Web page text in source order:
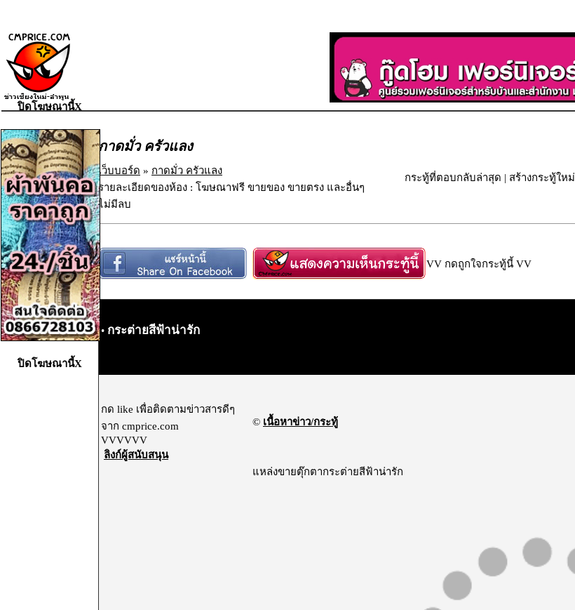
กาดมั่ว ครัวแลง
เว็บบอร์ด » กาดมั่ว ครัวแลง
รายละเอียดของห้อง : โฆษณาฟรี ขายของ ขายตรง และอื่นๆ
ไม่มีลบ
กระทู้ที่ตอบกลับล่าสุด | สร้างกระทู้ใหม่
VV กดถูกใจกระทู้นี้ VV
• กระต่ายสีฟ้าน่ารัก
กด like เพื่อติดตามข่าวสารดีๆ
จาก cmprice.com
VVVVVV
ลิงก์ผู้สนับสนุน
© เนื้อหาข่าว/กระทู้
แหล่งขายตุ๊กตากระต่ายสีฟ้าน่ารัก
ปิดโฆษณานี้X
ปิดโฆษณานี้X